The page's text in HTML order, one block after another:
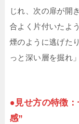
じれ、次の扉が開
合よく片付いたよ
煙のように逃げた
っと深い層を掘れ
●見せ方の特徴
感”